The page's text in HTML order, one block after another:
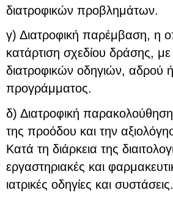
διατροφικών προβλημάτων.
γ) Διατροφική παρέμβαση, η
κατάρτιση σχεδίου δράσης,
διατροφικών οδηγιών, αδρού ή
προγράμματος.
δ) Διατροφική
της προόδου και την
Κατά τη διάρκεια της
εργαστηριακές και
ιατρικές οδηγίες και συστάσεις.